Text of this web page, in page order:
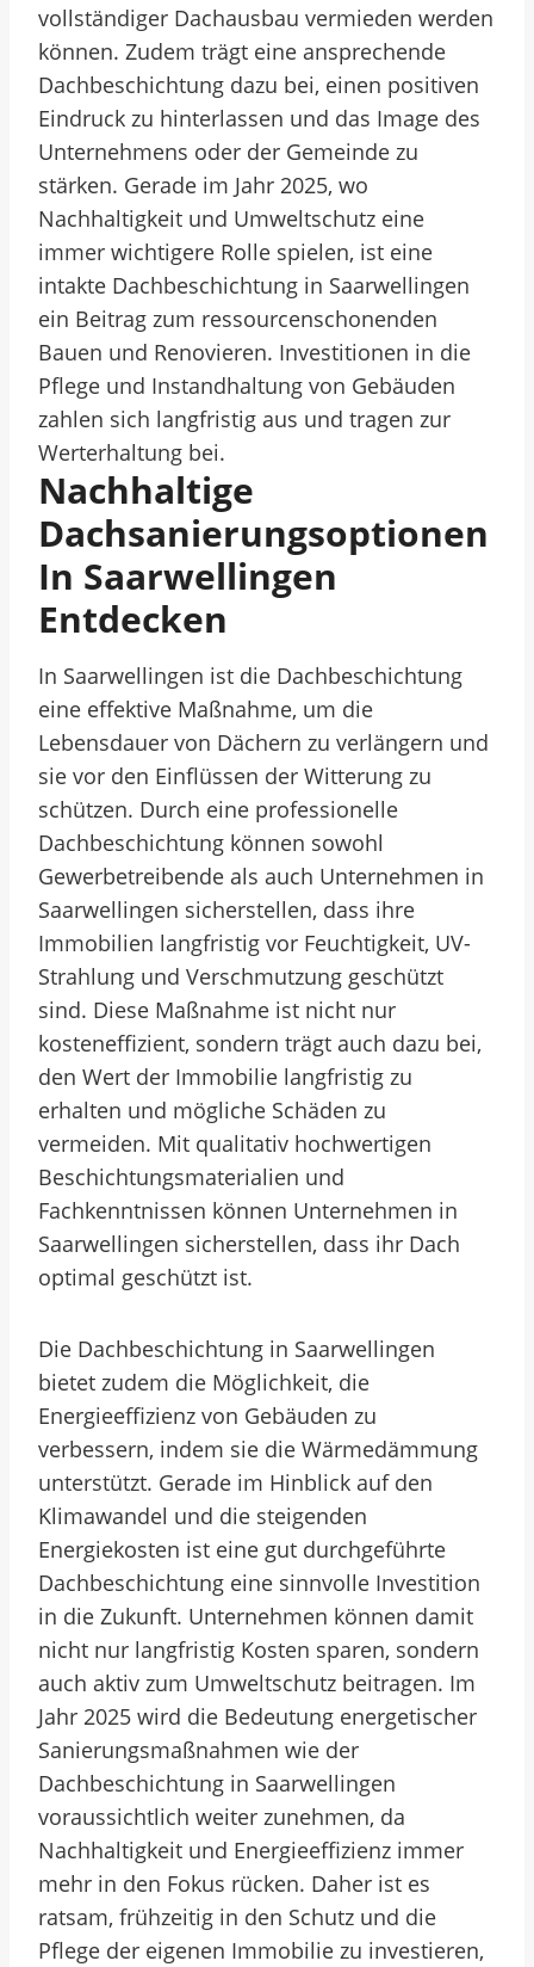
vollständiger Dachausbau vermieden werden
können. Zudem trägt eine ansprechende
Dachbeschichtung dazu bei, einen positiven
Eindruck zu hinterlassen und das Image des
Unternehmens oder der Gemeinde zu
stärken. Gerade im Jahr 2025, wo
Nachhaltigkeit und Umweltschutz eine
immer wichtigere Rolle spielen, ist eine
intakte Dachbeschichtung in Saarwellingen
ein Beitrag zum ressourcenschonenden
Bauen und Renovieren. Investitionen in die
Pflege und Instandhaltung von Gebäuden
zahlen sich langfristig aus und tragen zur
Werterhaltung bei.
Nachhaltige
Dachsanierungsoptionen
In Saarwellingen
Entdecken
In Saarwellingen ist die Dachbeschichtung
eine effektive Maßnahme, um die
Lebensdauer von Dächern zu verlängern und
sie vor den Einflüssen der Witterung zu
schützen. Durch eine professionelle
Dachbeschichtung können sowohl
Gewerbetreibende als auch Unternehmen in
Saarwellingen sicherstellen, dass ihre
Immobilien langfristig vor Feuchtigkeit, UV-
Strahlung und Verschmutzung geschützt
sind. Diese Maßnahme ist nicht nur
kosteneffizient, sondern trägt auch dazu bei,
den Wert der Immobilie langfristig zu
erhalten und mögliche Schäden zu
vermeiden. Mit qualitativ hochwertigen
Beschichtungsmaterialien und
Fachkenntnissen können Unternehmen in
Saarwellingen sicherstellen, dass ihr Dach
optimal geschützt ist.
Die Dachbeschichtung in Saarwellingen
bietet zudem die Möglichkeit, die
Energieeffizienz von Gebäuden zu
verbessern, indem sie die Wärmedämmung
unterstützt. Gerade im Hinblick auf den
Klimawandel und die steigenden
Energiekosten ist eine gut durchgeführte
Dachbeschichtung eine sinnvolle Investition
in die Zukunft. Unternehmen können damit
nicht nur langfristig Kosten sparen, sondern
auch aktiv zum Umweltschutz beitragen. Im
Jahr 2025 wird die Bedeutung energetischer
Sanierungsmaßnahmen wie der
Dachbeschichtung in Saarwellingen
voraussichtlich weiter zunehmen, da
Nachhaltigkeit und Energieeffizienz immer
mehr in den Fokus rücken. Daher ist es
ratsam, frühzeitig in den Schutz und die
Pflege der eigenen Immobilie zu investieren,